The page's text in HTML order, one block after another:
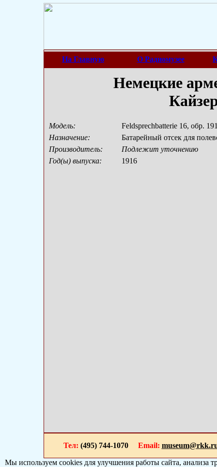
На Главную О Радиомузее
Немецкие
Модель:
Feldsprechbatterie 16, обр.
Назначение:
Батарейный отсек для
Производитель:
Подлежит уточнению
Год(ы) выпуска:
1916
Тел: (495) 744-1070 Email:
Мы используем cookies для улучшения работы сайта, анализа